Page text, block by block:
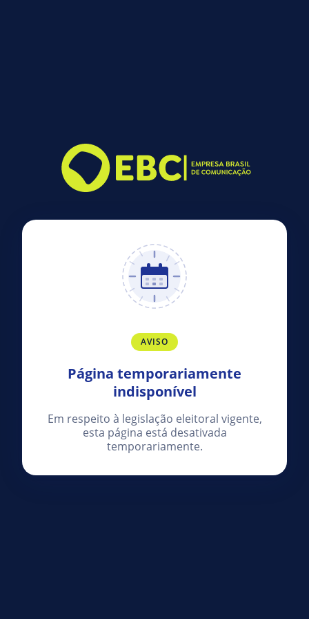
AVISO
Página temporariamente
indisponível
Em respeito à legislação eleitoral vigente,
esta página está desativada
temporariamente.